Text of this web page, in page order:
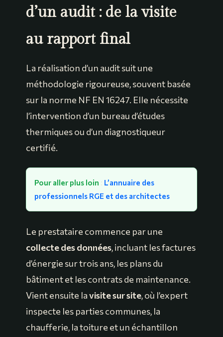
d’un audit : de la visite
au rapport final
La réalisation d’un audit suit une
méthodologie rigoureuse, souvent basée
sur la norme NF EN 16247. Elle nécessite
l’intervention d’un bureau d’études
thermiques ou d’un diagnostiqueur
certifié.
Pour aller plus loin : L’annuaire des
professionnels RGE et des architectes
Le prestataire commence par une
collecte des données, incluant les factures
d’énergie sur trois ans, les plans du
bâtiment et les contrats de maintenance.
Vient ensuite lavisite sur site, où l’expert
inspecte les parties communes, la
chaufferie, la toiture et un échantillon